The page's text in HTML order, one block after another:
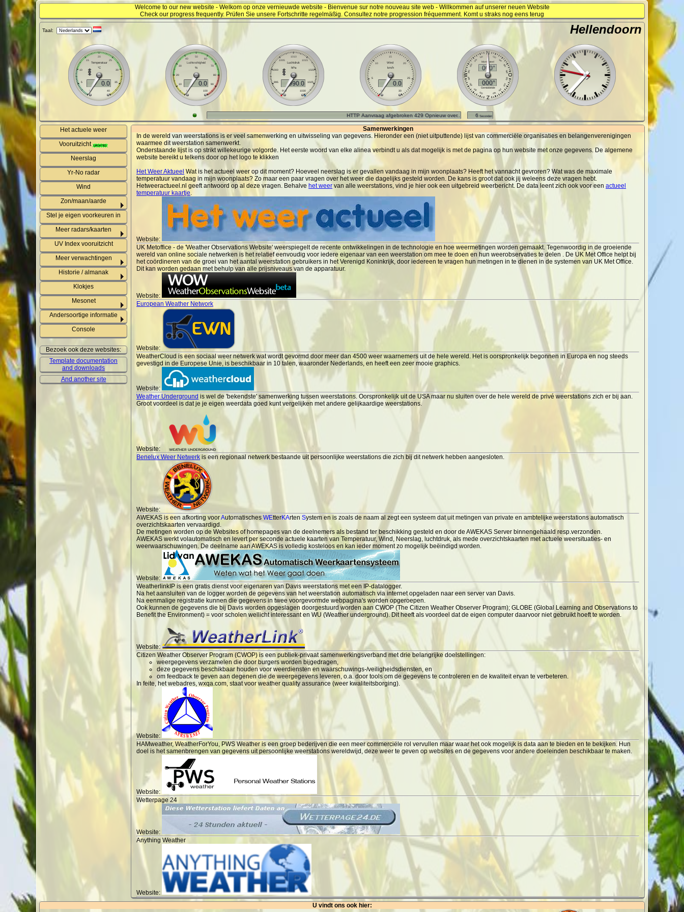
Welcome to our new website - Welkom op onze vernieuwde website - Bienvenue sur notre nouveau site web - Willkommen auf unserer neuen Website
Check our progress frequently. Prüfen Sie unsere Fortschritte regelmäßig. Consultez notre progression fréquemment. Komt u straks nog eens terug
Taal: Hellendoorn
Het actuele weer
Vooruitzicht
Neerslag
Yr-No radar
Wind
Zon/maan/aarde
Stel je eigen voorkeuren in
Meer radars/kaarten
UV Index vooruitzicht
Meer verwachtingen
Historie / almanak
Klokjes
Mesonet
Andersoortige informatie
Console
Bezoek ook deze websites:
Template documentation
and downloads
And another site
Samenwerkingen
In de wereld van weerstations is er veel samenwerking en uitwisseling van gegevens. Hieronder een (niet uitputtende) lijst van commerciële organisaties en belangenverenigingen
waarmee dit weerstation samenwerkt.
Onderstaande lijst is op strikt willekeurige volgorde. Het eerste woord van elke alinea verbindt u als dat mogelijk is met de pagina op hun website met onze gegevens. De algemene
website bereikt u telkens door op het logo te klikken
Het Weer Aktueel Wat is het actueel weer op dit moment? Hoeveel neerslag is er gevallen vandaag in mijn woonplaats? Heeft het vannacht gevroren? Wat was de maximale
temperatuur vandaag in mijn woonplaats? Zo maar een paar vragen over het weer die dagelijks gesteld worden. De kans is groot dat ook jij weleens deze vragen hebt.
Hetweeractueel.nl geeft antwoord op al deze vragen. Behalve het weer van alle weerstations, vind je hier ook een uitgebreid weerbericht. De data leent zich ook voor eenactueel
temperatuur kaartje.
Website:
UK Metoffice - de 'Weather Observations Website' weerspiegelt de recente ontwikkelingen in de technologie en hoe weermetingen worden gemaakt. Tegenwoordig in de groeiende
wereld van online sociale netwerken is het relatief eenvoudig voor iedere eigenaar van een weerstation om mee te doen en hun weerobservaties te delen . De UK Met Office helpt bij
het coördineren van de groei van het aantal weerstation gebruikers in het Verenigd Koninkrijk, door iedereen te vragen hun metingen in te dienen in de systemen van UK Met Office.
Dit kan worden gedaan met behulp van alle prijsniveaus van de apparatuur.
Website:
European Weather Network
Website:
WeatherCloud is een sociaal weer netwerk wat wordt gevormd door meer dan 4500 weer waarnemers uit de hele wereld. Het is oorspronkelijk begonnen in Europa en nog steeds
gevestigd in de Europese Unie, is beschikbaar in 10 talen, waaronder Nederlands, en heeft een zeer mooie graphics.
Website:
Weather Underground is wel de 'bekendste' samenwerking tussen weerstations. Oorspronkelijk uit de USA maar nu sluiten over de hele wereld de privé weerstations zich er bij aan.
Groot voordeel is dat je je eigen weerdata goed kunt vergelijken met andere gelijkaardige weerstations.
Website:
Benelux Weer Netwerk is een regionaal netwerk bestaande uit persoonlijke weerstations die zich bij dit netwerk hebben aangesloten.
Website:
AWEKAS is een afkorting voorAutomatischesWEtterKArtenSystem en is zoals de naam al zegt een systeem dat uit metingen van private en ambtelijke weerstations automatisch
overzichtskaarten vervaardigd.
De metingen worden op de Websites of homepages van de deelnemers als bestand ter beschikking gesteld en door de AWEKAS Server binnengehaald resp.verzonden.
AWEKAS werkt volautomatisch en levert per seconde actuele kaarten van Temperatuur, Wind, Neerslag, luchtdruk, als mede overzichtskaarten met actuele weersituaties- en
weerwaarschuwingen. De deelname aan AWEKAS is volledig kosteloos en kan ieder moment zo mogelijk beëindigd worden.
Website:
WeatherlinkIP is een gratis dienst voor eigenaren van Davis weerstations met een IP-datalogger.
Na het aansluiten van de logger worden de gegevens van het weerstation automatisch via internet opgeladen naar een server van Davis.
Na eenmalige registratie kunnen die gegevens in twee voorgevormde webpagina's worden opgeroepen.
Ook kunnen de gegevens die bij Davis worden opgeslagen doorgestuurd worden aan CWOP (The Citizen Weather Observer Program); GLOBE (Global Learning and Observations to
Benefit the Environment) = voor scholen wellicht interessant en WU (Weather underground). Dit heeft als voordeel dat de eigen computer daarvoor niet gebruikt hoeft te worden.
Website:
Citizen Weather Observer Program (CWOP) is een publiek-privaat samenwerkingsverband met drie belangrijke doelstellingen:
weergegevens verzamelen die door burgers worden bijgedragen,
deze gegevens beschikbaar houden voor weerdiensten en waarschuwings-/veiligheidsdiensten, en
om feedback te geven aan degenen die de weergegevens leveren, o.a. door tools om de gegevens te controleren en de kwaliteit ervan te verbeteren.
In feite, het webadres, wxqa.com, staat voor weather quality assurance (weer kwaliteitsborging).
Website:
HAMweather, WeatherForYou, PWS Weather is een groep bederijven die een meer commerciële rol vervullen maar waar het ook mogelijk is data aan te bieden en te bekijken. Hun
doel is het samenbrengen van gegevens uit persoonlijke weerstations wereldwijd, deze weer te geven op websites en de gegevens voor andere doeleinden beschikbaar te maken.
Website:
Wetterpage 24
Website:
Anything Weather
Website:
U vindt ons ook hier: